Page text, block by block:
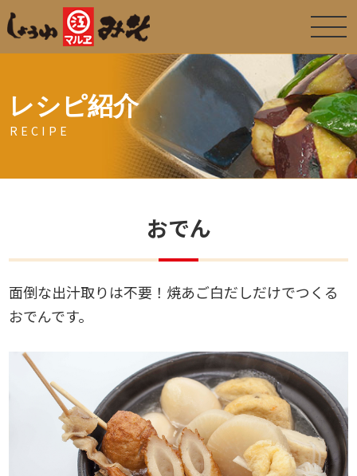
レシピ紹介
RECIPE
おでん
面倒な出汁取りは不要！焼あご白だしだけでつくる
おでんです。